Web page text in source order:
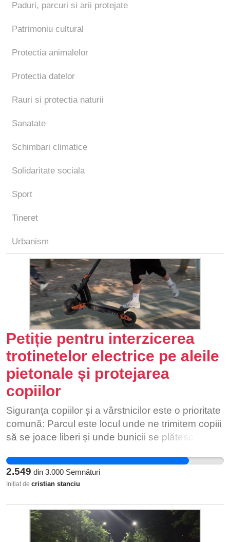
Paduri, parcuri si arii protejate
Patrimoniu cultural
Protectia animalelor
Protectia datelor
Rauri si protectia naturii
Sanatate
Schimbari climatice
Solidaritate sociala
Sport
Tineret
Urbanism
Petiție pentru interzicerea
trotinetelor electrice pe aleile
pietonale și protejarea
copiilor
Siguranța copiilor și a vârstnicilor este o prioritate
comună: Parcul este locul unde ne trimitem copiii
să se joace liberi și unde bunicii se plătesc în
unui accident grav provocat de viteză sau de
lipsa regulilor. Problema ne afectează pe toți, zi
de zi: Oricine a mers recent pe aleile din IOR a
generat de trotinetele care trec la milimetru de
pietoni. Este o problemă reală din cartierul nostru,
2.549 din 3.000 Semnături
Inițiat de cristian stanciu